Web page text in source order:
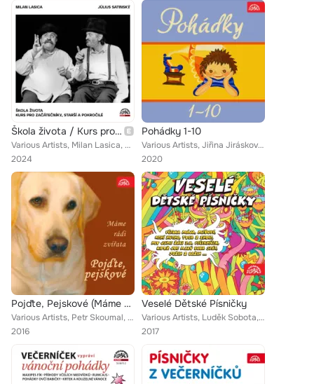
Škola života / Kurs pro začátečníky, starší a pokročilé
Various Artists, Milan Lasica, Ljuba Hermanová, Jiří Štědroň, Charleston Serenaders, Jaroslav Gradwohl, Václav Kopta, Jiří Dědeč...
2024
Pohádky 1-10
Various Artists, Jiřina Jirásková, František Smolík, Vlastimil Brodský, Mahulena Bočanová, Jiří Ornest, Julie Charvátová, Lubomí...
2020
Pojďte, Pejskové (Máme Rádi Zvířata)
Various Artists, Petr Skoumal, Jan Hrubý, Vladimír Kulhánek, Skupina Františka Ringo Čecha, Spolužáci, Libuše Šafránková, Zdeněk...
2016
Veselé Dětské Písničky
Various Artists, Luděk Sobota, Rony Marton, Michaela Hanušová, Skupina Františka Ringo Čecha, Buřinky a Berušky Petra Dudeška, V...
2017